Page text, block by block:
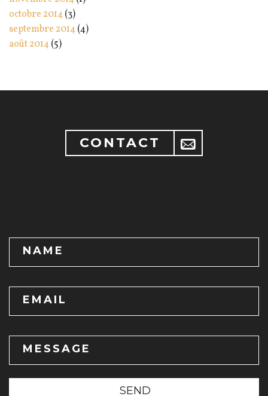
octobre 2014(3)
septembre 2014(4)
août 2014(5)
CONTACT
NAME
EMAIL
MESSAGE
SEND